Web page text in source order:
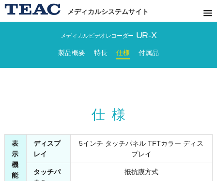
メディカルシステムサイト
メディカルビデオレコーダー UR-X
製品概要 特長 仕様 付属品
仕様
表
示
機
能
ディスプ
レイ
5インチ タッチパネル TFTカラー ディス
プレイ
タッチパ
抵抗膜方式